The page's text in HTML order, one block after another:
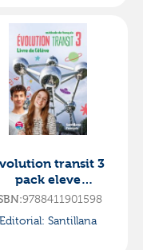
transit 3
pack eleve
curso
9788411901598
Editorial: Santillana